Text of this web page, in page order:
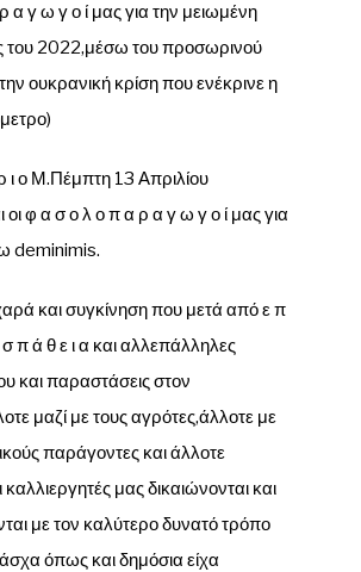
α γ ω γ ο ί μας για την μειωμένη
του 2022,μέσω του προσωρινού
ουκρανική κρίση που ενέκρινε η
ι ο Μ.Πέμπτη 13 Απριλίου
φ α σ ο λ ο π α ρ α γ ω γ ο ί μας για
deminimis.
και συγκίνηση που μετά από ε π
σ π ά θ ε ι α και αλλεπάλληλες
και παραστάσεις στον
μαζί με τους αγρότες,άλλοτε με
παράγοντες και άλλοτε
καλλιεργητές μας δικαιώνονται και
με τον καλύτερο δυνατό τρόπο
όπως και δημόσια είχα